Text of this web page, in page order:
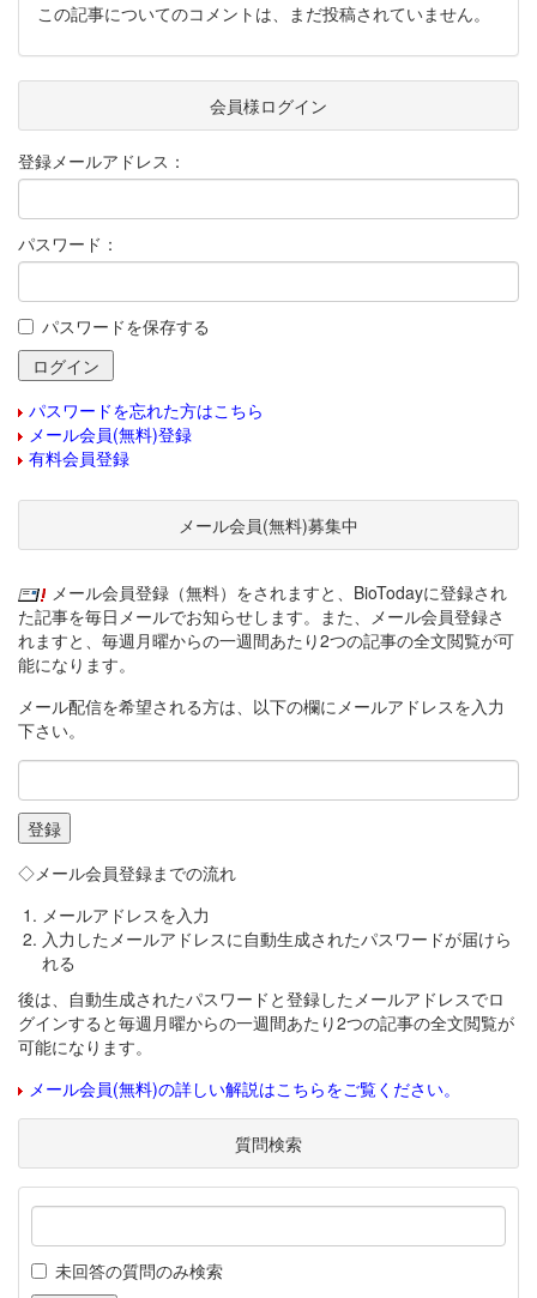
この記事についてのコメントは、まだ投稿されていません。
会員様ログイン
登録メールアドレス：
パスワード：
パスワードを保存する
パスワードを忘れた方はこちら
メール会員(無料)登録
有料会員登録
メール会員(無料)募集中
メール会員登録（無料）をされますと、BioTodayに登録され
た記事を毎日メールでお知らせします。また、メール会員登録さ
れますと、毎週月曜からの一週間あたり2つの記事の全文閲覧が可
能になります。
メール配信を希望される方は、以下の欄にメールアドレスを入力
下さい。
◇メール会員登録までの流れ
メールアドレスを入力
入力したメールアドレスに自動生成されたパスワードが届けら
れる
後は、自動生成されたパスワードと登録したメールアドレスでロ
グインすると毎週月曜からの一週間あたり2つの記事の全文閲覧が
可能になります。
メール会員(無料)の詳しい解説はこちらをご覧ください。
質問検索
未回答の質問のみ検索